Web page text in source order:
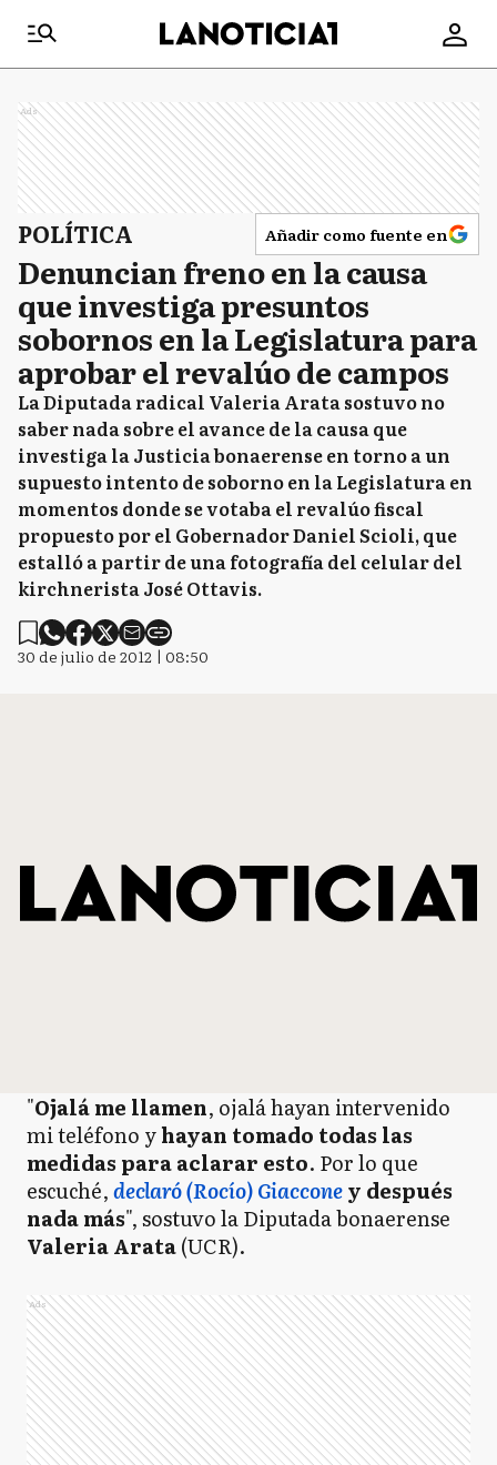
Ads
POLÍTICA Añadir como fuente en
Denuncian freno en la causa
que investiga presuntos
sobornos en la Legislatura para
aprobar el revalúo de campos
La Diputada radical Valeria Arata sostuvo no
saber nada sobre el avance de la causa que
investiga la Justicia bonaerense en torno a un
supuesto intento de soborno en la Legislatura en
momentos donde se votaba el revalúo fiscal
propuesto por el Gobernador Daniel Scioli, que
estalló a partir de una fotografía del celular del
kirchnerista José Ottavis.
30 de julio de 2012 | 08:50
"Ojalá me llamen, ojalá hayan intervenido
mi teléfono yhayan tomado todas las
medidas para aclarar esto. Por lo que
escuché,declaró (Rocío) Giacconey después
nada más", sostuvo la Diputada bonaerense
Valeria Arata(UCR).
Ads